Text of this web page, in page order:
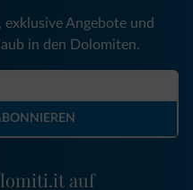
auf
Angebote und
in den Dolomiten.